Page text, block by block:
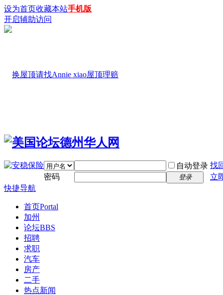
设为首页收藏本站手机版
开启辅助访问
自动登录 找
密码
登录
立
快捷导航
首页Portal
加州
论坛BBS
招聘
求职
汽车
房产
二手
热点新闻